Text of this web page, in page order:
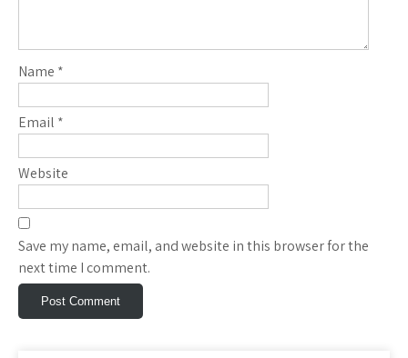
Name *
Email *
Website
Save my name, email, and website in this browser for the
next time I comment.